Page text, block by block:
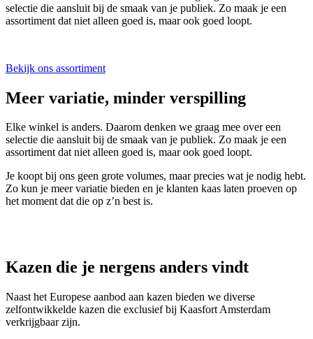
selectie die aansluit bij de smaak van je publiek. Zo maak je een
assortiment dat niet alleen goed is, maar ook goed loopt.
Bekijk ons assortiment
Meer variatie, minder verspilling
Elke winkel is anders. Daarom denken we graag mee over een
selectie die aansluit bij de smaak van je publiek. Zo maak je een
assortiment dat niet alleen goed is, maar ook goed loopt.
Je koopt bij ons geen grote volumes, maar precies wat je nodig hebt.
Zo kun je meer variatie bieden en je klanten kaas laten proeven op
het moment dat die op z’n best is.
Kazen die je nergens anders vindt
Naast het Europese aanbod aan kazen bieden we diverse
zelfontwikkelde kazen die exclusief bij Kaasfort Amsterdam
verkrijgbaar zijn.